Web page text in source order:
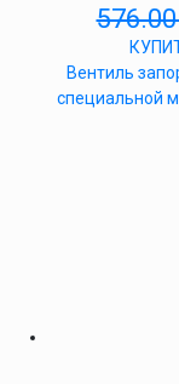
Вентиль
специальной